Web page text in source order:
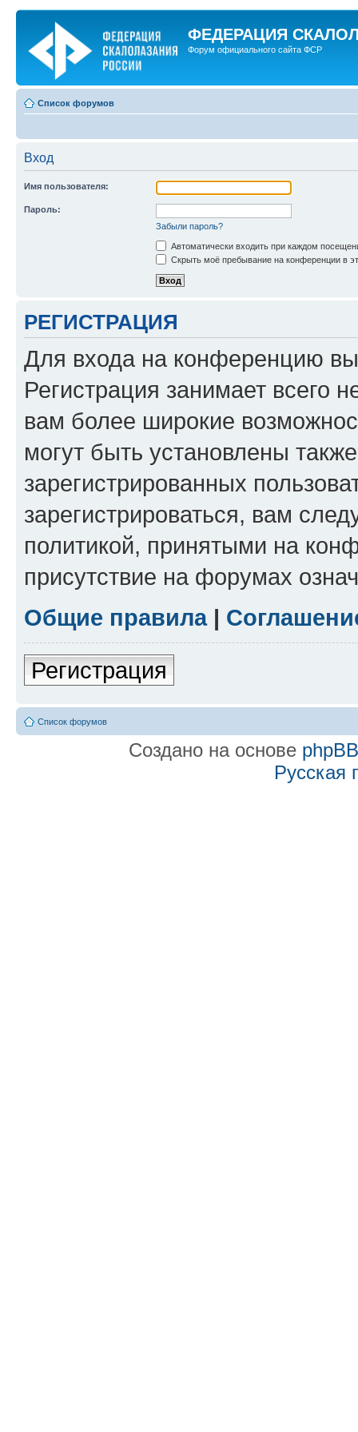
ФЕДЕРАЦИЯ
Форум официального сайта ФСР
Список форумов
Вход
Имя пользователя:
Пароль:
Забыли пароль?
Автоматически входить при каждом
Скрыть моё пребывание на конференции в
РЕГИСТРАЦИЯ
Для входа на конференцию
Регистрация занимает всего
вам более широкие
могут быть установлены
зарегистрированных
зарегистрироваться, вам
политикой, принятыми на
присутствие на форумах
Общие правила|
Регистрация
Список форумов
Создано на основе phpBB
Русская